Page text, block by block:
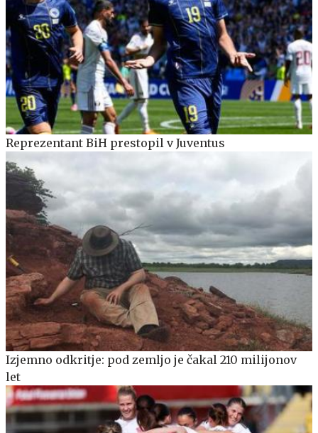
Reprezentant BiH prestopil v Juventus
Izjemno odkritje: pod zemljo je čakal 210 milijonov
let